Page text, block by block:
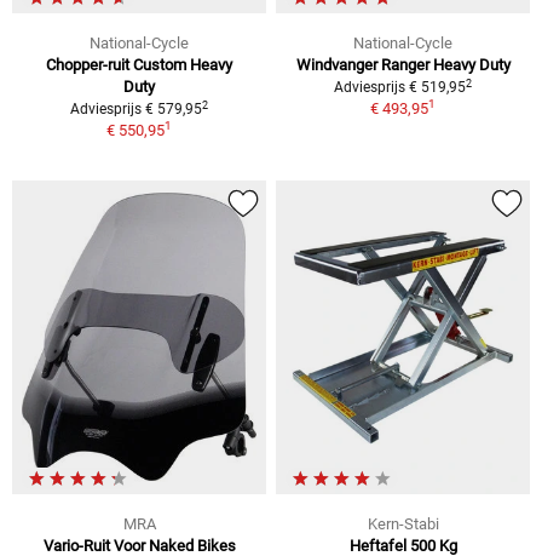
National-Cycle
Chopper-ruit Custom Heavy
Duty
Adviesprijs € 579,952
€ 550,951
National-Cycle
Windvanger Ranger Heavy Duty
Adviesprijs € 519,952
€ 493,951
MRA
Vario-Ruit Voor Naked Bikes
Kern-Stabi
Heftafel 500 Kg